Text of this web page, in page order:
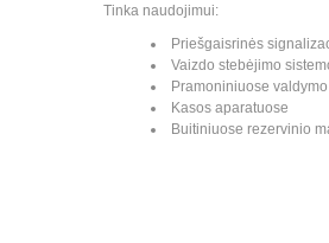
Tinka naudojimui:
Priešgaisrinės
Vaizdo stebėjimo
Pramoniniuose
Kasos aparatuose
Buitiniuose rezervinio